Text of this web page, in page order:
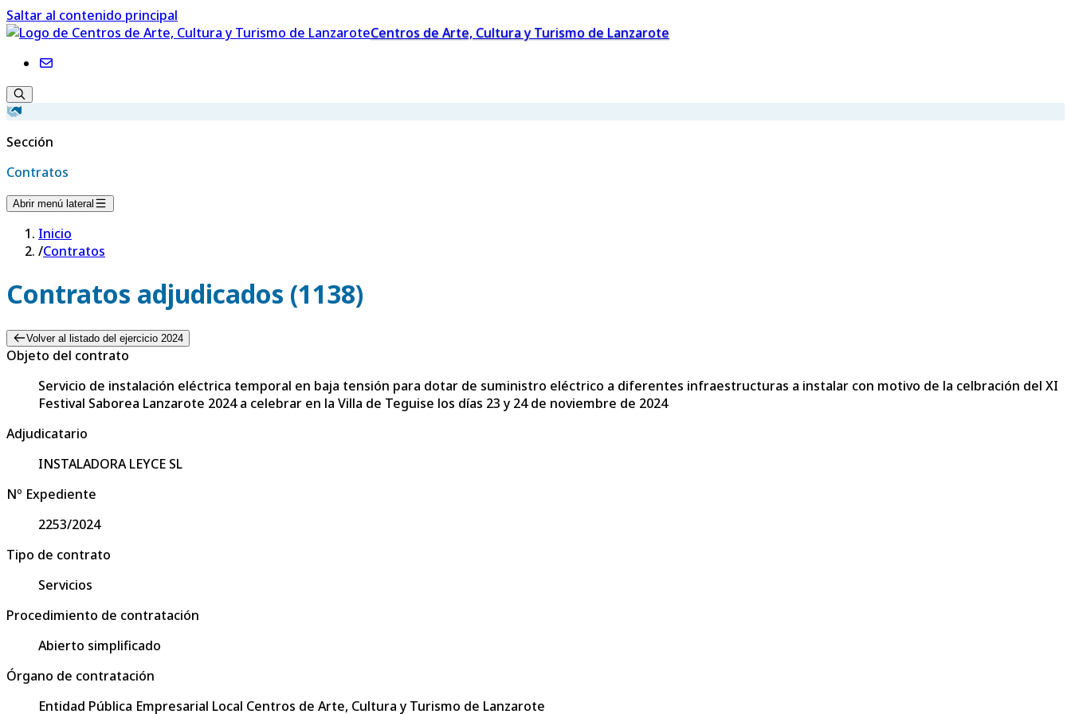
Saltar al contenido principal
Centros de Arte, Cultura y Turismo de Lanzarote
Sección
Contratos
Abrir menú lateral
Inicio
/Contratos
Contratos adjudicados (1138)
Volver al listado del ejercicio 2024
Objeto del contrato
Servicio de instalación eléctrica temporal en baja tensión para dotar de suministro eléctrico a diferentes infraestructuras a instalar con motivo de la celbración del XI
Festival Saborea Lanzarote 2024 a celebrar en la Villa de Teguise los días 23 y 24 de noviembre de 2024
Adjudicatario
INSTALADORA LEYCE SL
Nº Expediente
2253/2024
Tipo de contrato
Servicios
Procedimiento de contratación
Abierto simplificado
Órgano de contratación
Entidad Pública Empresarial Local Centros de Arte, Cultura y Turismo de Lanzarote